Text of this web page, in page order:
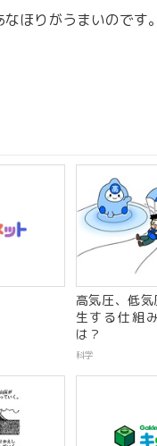
ほりがうまいのです。
高気圧、低
生する仕組
は？
科学